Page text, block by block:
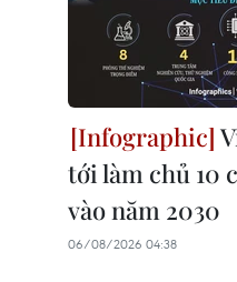
tới làm chủ 10
vào năm 2030
06/08/2026 04:38